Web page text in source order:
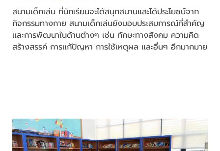
สนามเด็กเล่น ที่นักเรียนจะได้สนุกสนานและได้ประโยชน์จาก
กิจกรรมทางกาย สนามเด็กเล่นยังมอบประสบการณ์ที่สำคัญ
และการพัฒนาในด้านต่างๆ เช่น ทักษะทางสังคม ความคิด
สร้างสรรค์ การแก้ปัญหา การใช้เหตุผล และอื่นๆ อีกมากมาย